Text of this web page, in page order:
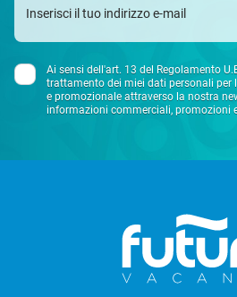
Ai sensi dell'art. 13 del Regolamento
trattamento dei miei dati personali per
e promozionale attraverso la nostra
informazioni commerciali, promozioni